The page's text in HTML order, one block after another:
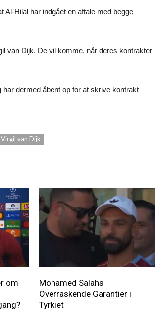
Hilal har indgået en aftale med begge
van Dijk. De vil komme, når deres kontrakter
dermed åbent op for at skrive kontrakt
Virgil van Dijk
om
Mohamed Salahs
Overraskende Garantier i
Tyrkiet